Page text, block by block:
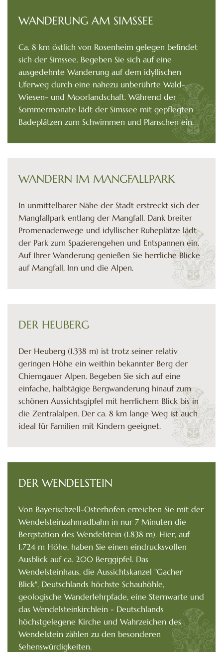
WANDERUNG AM SIMSSEE
Ca. 8 km östlich von Rosenheim gelegen befindet
sich der Simssee. Begeben Sie sich auf eine
ausgedehnte Wanderung auf dem idyllischen
Uferweg durch eine nahezu unberührte Wald-,
Wiesen- und Moorlandschaft. Während der
Sommermonate lädt der Simssee mit gepflegten
Badeplätzen zum Schwimmen und Planschen ein.
WANDERN IM MANGFALLPARK
In unmittelbarer Nähe der Stadt erstreckt sich der
Mangfallpark entlang der Mangfall. Dank breiter
Promenadenwege und idyllischer Ruheplätze lädt
der Park zum Spazierengehen und Entspannen ein.
Auf Ihrer Wanderung genießen Sie herrliche Blicke
auf Mangfall, Inn und die Alpen.
DER HEUBERG
Der Heuberg (1.338 m) ist trotz seiner relativ
geringen Höhe ein weithin bekannter Berg der
Chiemgauer Alpen. Begeben Sie sich auf eine
einfache, halbtägige Bergwanderung hinauf zum
schönen Aussichtsgipfel mit herrlichem Blick bis in
die Zentralalpen. Der ca. 8 km lange Weg ist auch
ideal für Familien mit Kindern geeignet.
DER WENDELSTEIN
Von Bayerischzell-Osterhofen erreichen Sie mit der
Wendelsteinzahnradbahn in nur 7 Minuten die
Bergstation des Wendelstein (1.838 m). Hier, auf
1.724 m Höhe, haben Sie einen eindrucksvollen
Ausblick auf ca. 200 Berggipfel. Das
Wendelsteinhaus, die Aussichtskanzel "Gacher
Blick", Deutschlands höchste Schauhöhle,
geologische Wanderlehrpfade, eine Sternwarte und
das Wendelsteinkirchlein - Deutschlands
höchstgelegene Kirche und Wahrzeichen des
Wendelstein zählen zu den besonderen
Sehenswürdigkeiten.